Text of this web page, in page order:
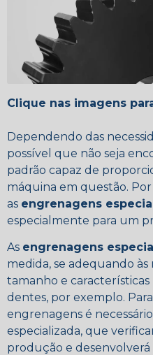
Clique nas imagens
Dependendo das
possível que não seja
padrão capaz de
máquina em questão. Por
as engrenagens
especialmente para um
As engrenagens
medida, se adequando
tamanho e
dentes, por exemplo.
engrenagens é
especializada, que
produção e